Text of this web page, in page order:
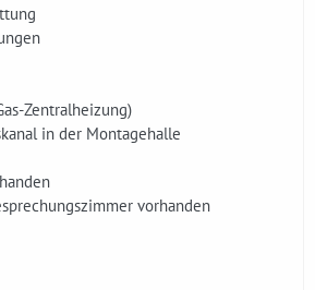
Zentralheizung)
in der Montagehalle
vorhanden